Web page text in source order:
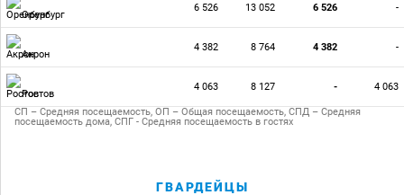
Оренбург
6 526 13 052 6 526 -
Акрон
4 382 8 764 4 382 -
Ростов
4 063 8 127 - 4 063
СП – Средняя посещаемость, ОП – Общая посещаемость, СПД – Средняя
посещаемость дома, СПГ - Средняя посещаемость в гостях
ГВАРДЕЙЦЫ